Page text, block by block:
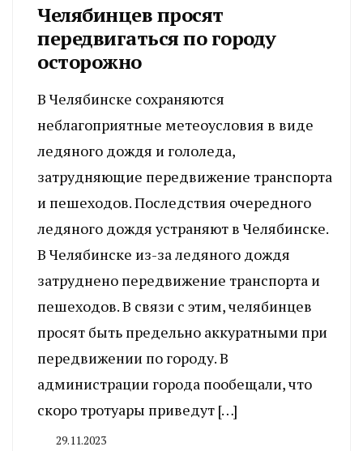
Челябинцев просят
передвигаться по городу
осторожно
В Челябинске сохраняются
неблагоприятные метеоусловия в виде
ледяного дождя и гололеда,
затрудняющие передвижение транспорта
и пешеходов. Последствия очередного
ледяного дождя устраняют в Челябинске.
В Челябинске из-за ледяного дождя
затруднено передвижение транспорта и
пешеходов. В связи с этим, челябинцев
просят быть предельно аккуратными при
передвижении по городу. В
администрации города пообещали, что
скоро тротуары приведут […]
29.11.2023